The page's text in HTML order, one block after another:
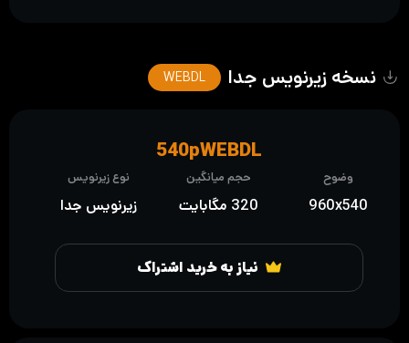
نسخه زیرنویس جدا WEBDL
نیاز به خرید اشتراک
وضوح
960x540
حجم میانگین
320 مگابایت
نوع زیرنویس
زیرنویس جدا
540pWEBDL